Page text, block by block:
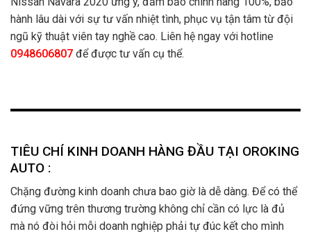
hành lâu dài với sự tư vấn nhiệt tình, phục vụ tận tâm từ đội
ngũ kỹ thuật viên tay nghề cao. Liên hệ ngay với hotline
0948606807 để được tư vấn cụ thể.
TIÊU CHÍ KINH DOANH HÀNG ĐẦU TẠI OROKING
AUTO :
Chặng đường kinh doanh chưa bao giờ là dễ dàng. Để có thể
đứng vững trên thương trường không chỉ cần có lực là đủ
mà nó đòi hỏi mỗi doanh nghiệp phải tự đúc kết cho mình